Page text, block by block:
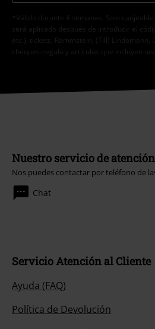
*Válido durante 4 semanas. Solo
será aplicado después de introducir el
etc.), tickets, Rammstein, (Till) Lindemann,
cheques-regalo y artículos que incluyen
Nuestro servicio de
Nos puedes contactar por teléfono de las
Chat
Servicio Atención al Cliente
Ayuda (FAQ)
Política de Devolución